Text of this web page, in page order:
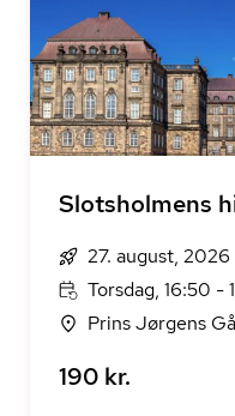
Slotsholmens
27. august, 2026
Torsdag, 16:50 -
Prins Jørgens
190 kr.